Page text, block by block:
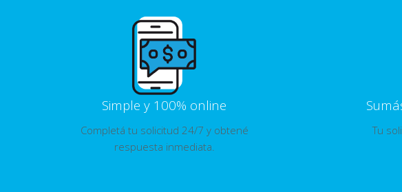
Simple y 100% online
Completá tu solicitud 24/7 y obtené
respuesta inmediata.
Tu